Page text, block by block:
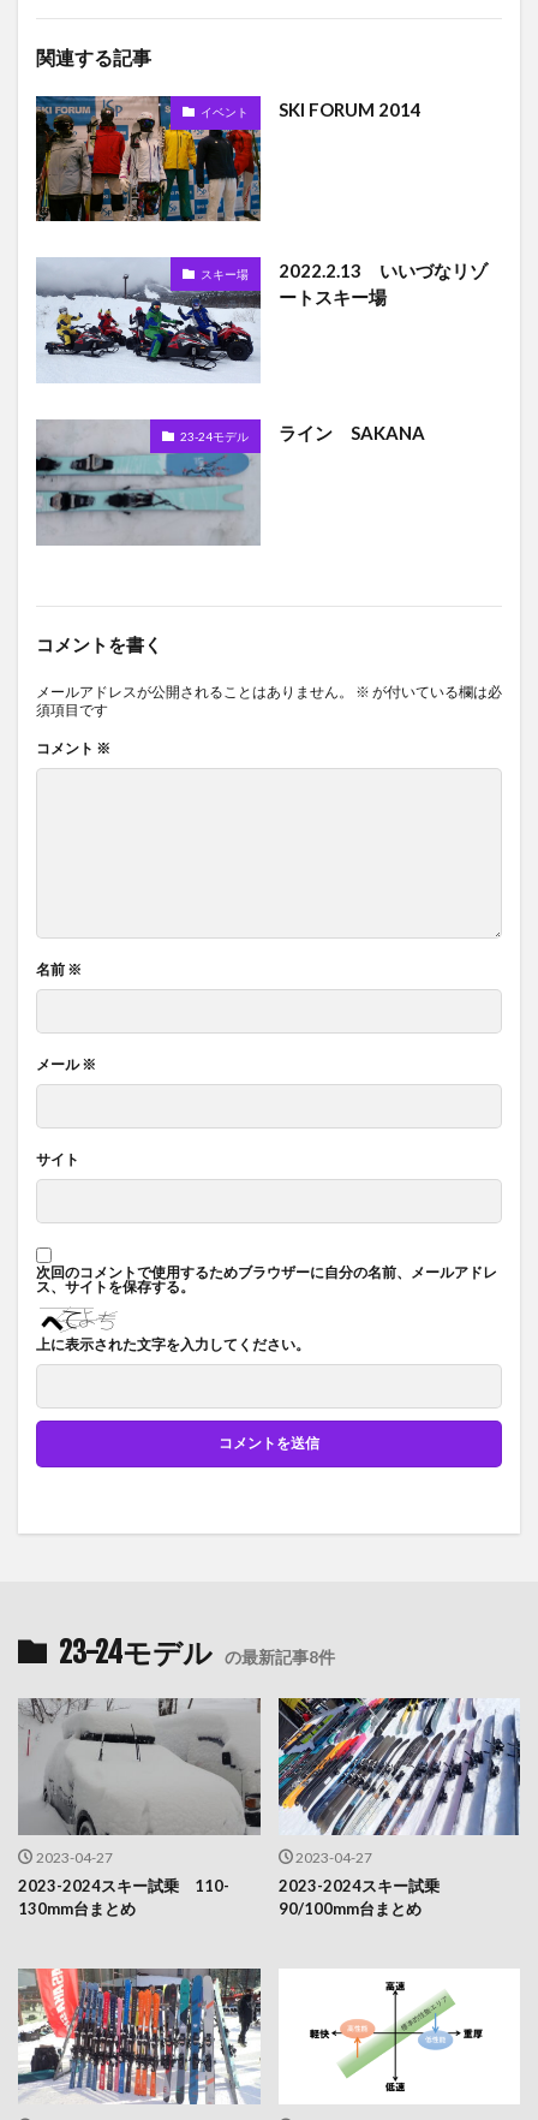
関連する記事
イベント SKI FORUM 2014
スキー場
2022.2.13 いいづなリゾ
ートスキー場
23-24モデル ライン SAKANA
コメントを書く
メールアドレスが公開されることはありません。 ※ が付いている欄は必
須項目です
コメント ※
名前 ※
メール※
サイト
次回のコメントで使用するためブラウザーに自分の名前、メールアドレ
ス、サイトを保存する。
上に表示された文字を入力してください。
23-24モデル の最新記事8件
2023-04-27
2023-2024スキー試乗 110-
130mm台まとめ
2023-04-27
2023-2024スキー試乗
90/100mm台まとめ